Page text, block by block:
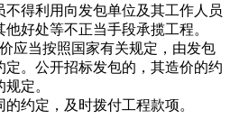
得利用向发包单位及其工作人员
好处等不正当手段承揽工程。
当按照国家有关规定，由发包
。公开招标发包的，其造价的约
定。
定，及时拨付工程款项。